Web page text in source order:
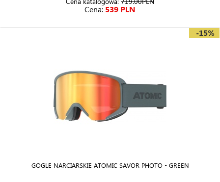
Cena: 539 PLN
-15%
GOGLE NARCIARSKIE ATOMIC SAVOR PHOTO - GREEN